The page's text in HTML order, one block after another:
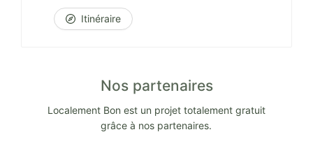
Itinéraire
Nos partenaires
Localement Bon est un projet totalement gratuit
grâce à nos partenaires.